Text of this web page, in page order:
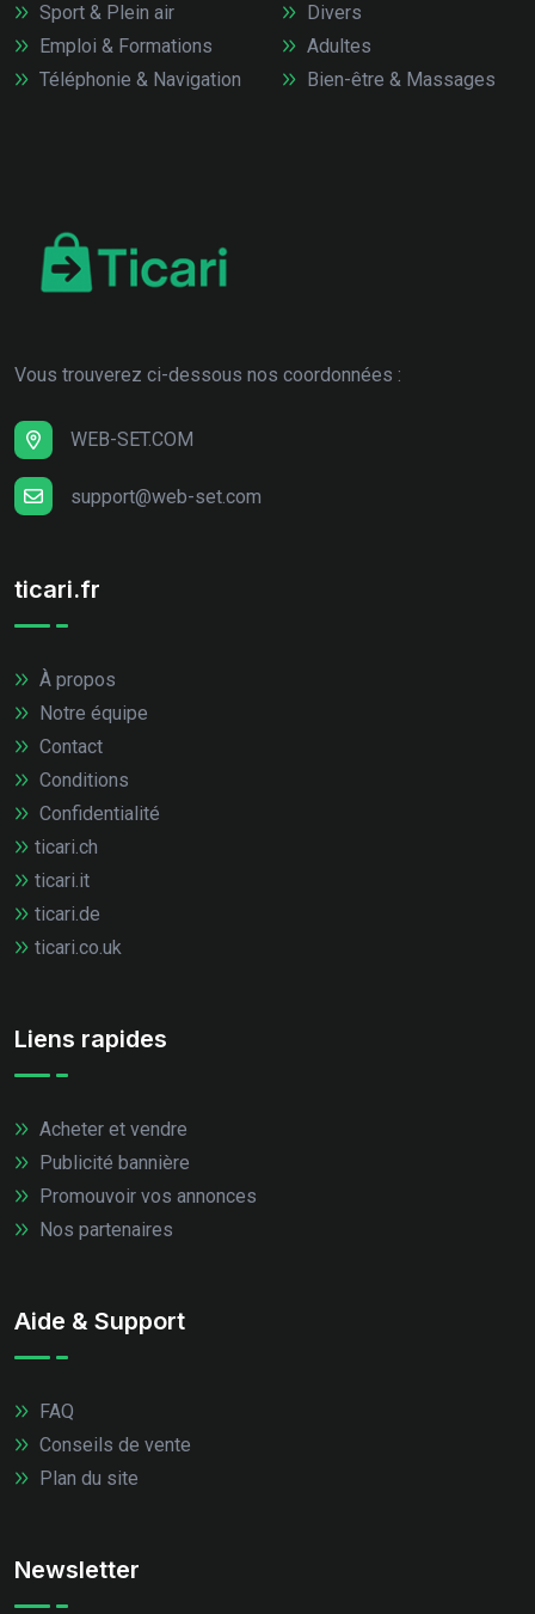
Sport & Plein air
Emploi & Formations
Téléphonie & Navigation
Divers
Adultes
Bien-être & Massages
Vous trouverez ci-dessous nos coordonnées :
WEB-SET.COM
support@web-set.com
ticari.fr
À propos
Notre équipe
Contact
Conditions
Confidentialité
ticari.ch
ticari.it
ticari.de
ticari.co.uk
Liens rapides
Acheter et vendre
Publicité bannière
Promouvoir vos annonces
Nos partenaires
Aide & Support
FAQ
Conseils de vente
Plan du site
Newsletter